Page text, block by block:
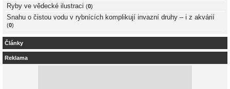
Ryby ve vědecké ilustraci (0)
Snahu o čistou vodu v rybnících komplikují invazní druhy – i z akvárií
(0)
Články
Reklama